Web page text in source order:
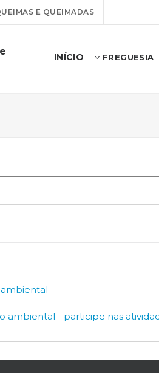
E QUEIMADAS
INÍCIO FREGUESIA
ambiental - participe nas